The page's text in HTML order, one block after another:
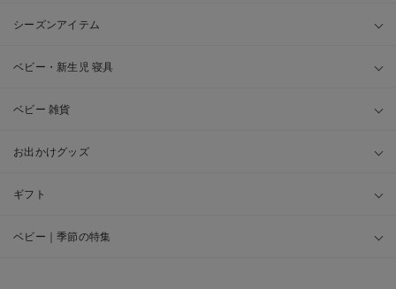
シーズンアイテム
ベビー・新生児 寝具
ベビー 雑貨
お出かけグッズ
ギフト
ベビー｜季節の特集